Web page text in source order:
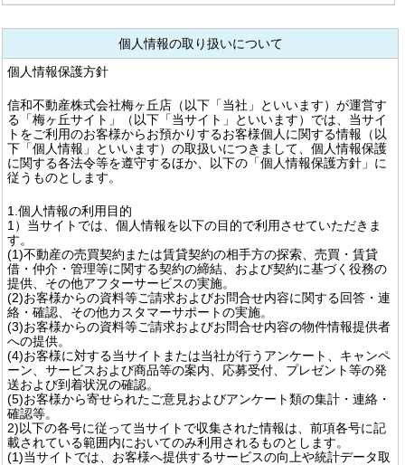
個人情報の取り扱いについて
個人情報保護方針
信和不動産株式会社梅ヶ丘店（以下「当社」といいます）が運営す
る「梅ヶ丘サイト」（以下「当サイト」といいます）では、当サイ
トをご利用のお客様からお預かりするお客様個人に関する情報（以
下「個人情報」といいます）の取扱いにつきまして、個人情報保護
に関する各法令等を遵守するほか、以下の「個人情報保護方針」に
従うものとします。
1.個人情報の利用目的
1）当サイトでは、個人情報を以下の目的で利用させていただきま
す。
(1)不動産の売買契約または賃貸契約の相手方の探索、売買・賃貸
借・仲介・管理等に関する契約の締結、および契約に基づく役務の
提供、その他アフターサービスの実施。
(2)お客様からの資料等ご請求およびお問合せ内容に関する回答・連
絡・確認、その他カスタマーサポートの実施。
(3)お客様からの資料等ご請求およびお問合せ内容の物件情報提供者
への提供。
(4)お客様に対する当サイトまたは当社が行うアンケート、キャンペ
ーン、サービスおよび商品等の案内、応募受付、プレゼント等の発
送および到着状況の確認。
(5)お客様から寄せられたご意見およびアンケート類の集計・連絡・
確認等。
2)以下の各号に従って当サイトで収集された情報は、前項各号に記
載されている範囲内においてのみ利用されるものとします。
(1)当サイトでは、お客様へ提供するサービスの向上や統計データ取